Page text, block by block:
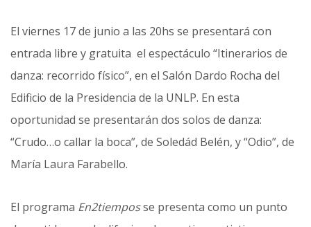
El viernes 17 de junio a las 20hs se presentará con
entrada libre y gratuita el espectáculo “Itinerarios de
danza: recorrido físico”, en el Salón Dardo Rocha del
Edificio de la Presidencia de la UNLP. En esta
oportunidad se presentarán dos solos de danza:
“Crudo…o callar la boca”, de Soledád Belén, y “Odio”, de
María Laura Farabello.
El programa En2tiemposse presenta como un punto